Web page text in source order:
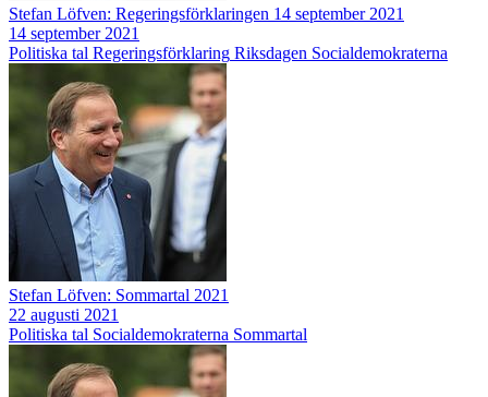
Stefan Löfven: Regeringsförklaringen 14 september 2021
14 september 2021
Politiska tal Regeringsförklaring Riksdagen Socialdemokraterna
Stefan Löfven: Sommartal 2021
22 augusti 2021
Politiska tal Socialdemokraterna Sommartal